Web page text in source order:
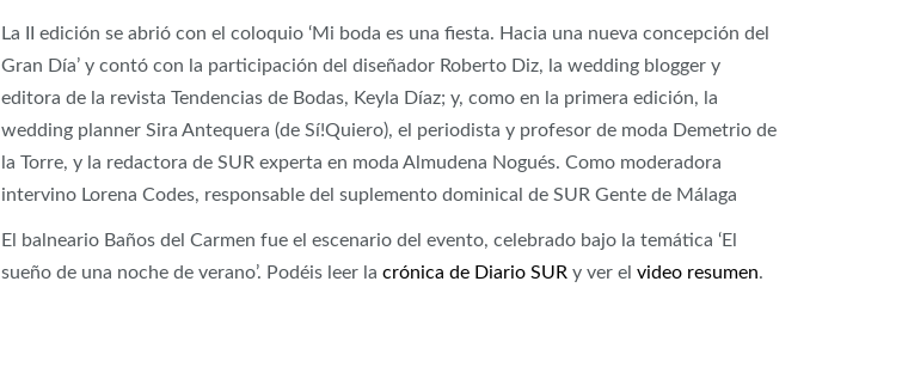
La II edición se abrió con el coloquio ‘Mi boda es una fiesta. Hacia una nueva concepción del
Gran Día’ y contó con la participación del diseñador Roberto Diz, la wedding blogger y
editora de la revista Tendencias de Bodas, Keyla Díaz; y, como en la primera edición, la
wedding planner Sira Antequera (de Sí!Quiero), el periodista y profesor de moda Demetrio de
la Torre, y la redactora de SUR experta en moda Almudena Nogués. Como moderadora
intervino Lorena Codes, responsable del suplemento dominical de SUR Gente de Málaga
El balneario Baños del Carmen fue el escenario del evento, celebrado bajo la temática ‘El
sueño de una noche de verano’. Podéis leer la crónica de Diario SURy ver el video resumen.